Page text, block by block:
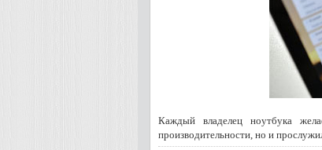
Каждый владелец ноутбука
производительности, но и